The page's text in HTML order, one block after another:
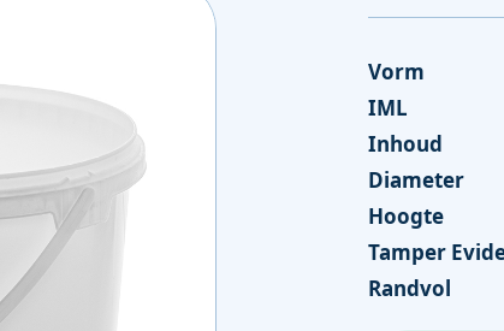
Vorm
IML
Inhoud
Diameter
Hoogte
Tamper
Randvol